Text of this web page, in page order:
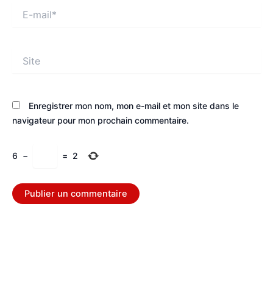
mail*
Enregistrer mon nom, mon e-mail et mon site dans le
navigateur pour mon prochain commentaire.
6 − = 2